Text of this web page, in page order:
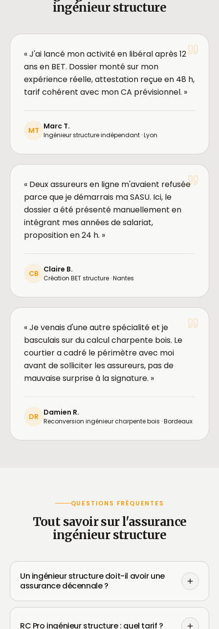
ingénieur structure
« J'ai lancé mon activité en libéral après 12
ans en BET. Dossier monté sur mon
expérience réelle, attestation reçue en 48 h,
tarif cohérent avec mon CA prévisionnel. »
MT Marc T.
Ingénieur structure indépendant · Lyon
« Deux assureurs en ligne m'avaient refusée
parce que je démarrais ma SASU. Ici, le
dossier a été présenté manuellement en
intégrant mes années de salariat,
proposition en 24 h. »
CB Claire B.
Création BET structure · Nantes
« Je venais d'une autre spécialité et je
basculais sur du calcul charpente bois. Le
courtier a cadré le périmètre avec moi
avant de solliciter les assureurs, pas de
mauvaise surprise à la signature. »
DR Damien R.
Reconversion ingénieur charpente bois · Bordeaux
QUESTIONS FRÉQUENTES
Tout savoir sur l'assurance
ingénieur structure
Un ingénieur structure doit-il avoir une
assurance décennale ?
RC Pro ingénieur structure : quel tarif ?